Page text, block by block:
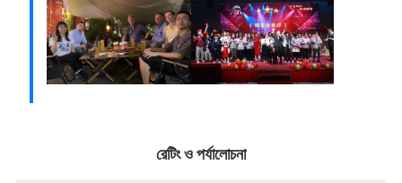
রেটিং ও পর্যালোচনা